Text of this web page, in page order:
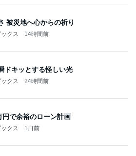
被災地へ心からの祈り
クス 14時間前
ドキッとする怪しい光
クス 24時間前
円で余裕のローン計画
クス 1日前